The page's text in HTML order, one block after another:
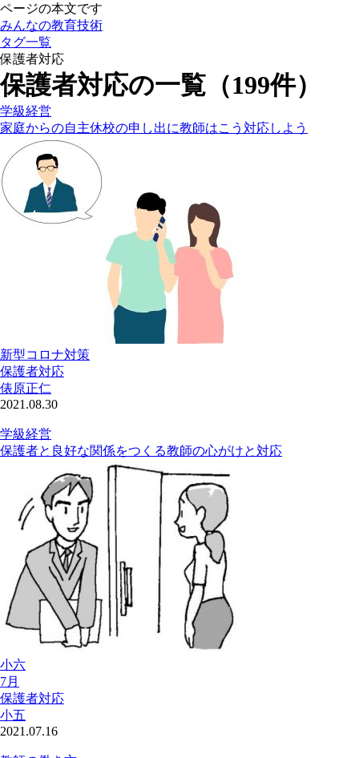
ページの本文です
みんなの教育技術
タグ一覧
保護者対応
保護者対応の一覧（199件）
学級経営
家庭からの自主休校の申し出に教師はこう対応しよう
新型コロナ対策
保護者対応
俵原正仁
2021.08.30
学級経営
保護者と良好な関係をつくる教師の心がけと対応
小六
7月
保護者対応
小五
2021.07.16